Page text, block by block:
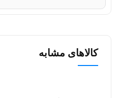
کالاهای مشابه